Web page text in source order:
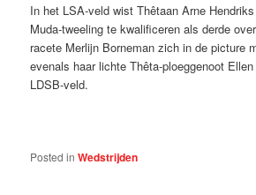
In het LSA-veld wist Thêtaan Arne
Muda-tweeling te kwalificeren als derde
racete Merlijn Borneman zich in de picture
evenals haar lichte Thêta-ploeggenoot
LDSB-veld.
Posted in Wedstrijden